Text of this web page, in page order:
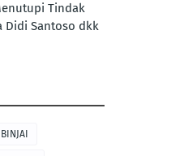
Tindak
Didi Santoso dkk
BINJAI